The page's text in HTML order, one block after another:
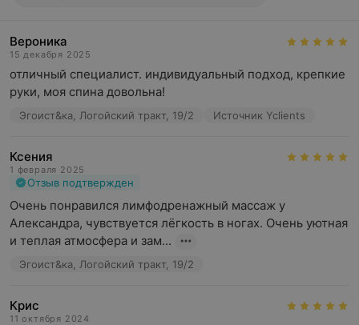
Вероника
15 декабря 2025
отличный специалист. индивидуальный подход, крепкие
руки, моя спина довольна!
Эгоист&ка, Логойский тракт, 19/2 Источник Yclients
Ксения
1 февраля 2025
Отзыв подтвержден
Очень понравился лимфодренажный массаж у
Александра, чувствуется лёгкость в ногах. Очень уютная
и теплая атмосфера и зам...
Эгоист&ка, Логойский тракт, 19/2
Крис
11 октября 2024